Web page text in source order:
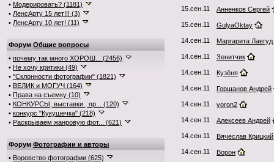
• Модерировать? (1181)
• ЛенсАрту 15 лет!!! (3)
• ЛенсАрту 10 лет! (11)
Форум Общие вопросы
• почему так много ХОРОШ... (2456)
• Не хочу критики (49)
• "Склонности фотографии" (1821)
• ВЕЛИК и МОГУЧ (164)
• Права на съемку (10)
• КОНКУРСЫ, выставки , пр... (120)
• конкурс "Кукушечка" (218)
• Раскрываем жанровую фот... (621)
Форум Фотографии и авторы
• Воровство фотографии (625)
15.сен.11 Анненков Сергей
15.сен.11 GulyaOktay
14.сен.11 Маргарита Лавгуд
14.сен.11 Зенитчик
14.сен.11 Кузёня
14.сен.11 Горшанов Андрей
14.сен.11 voron2
14.сен.11 Алексеев Андрей
14.сен.11 Вячеслав Крицкий
14.сен.11 Ворон